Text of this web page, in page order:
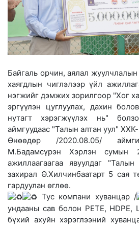
Байгаль орчин, аялал жуулчлалын
хаягдлын чиглэлээр үйл
нэгжийг дэмжих зорилгоор "Хог
эргүүлэн цуглуулах, дахин
нутагт хэрэгжүүлэх нь"
аймгуудаас "Талын алтан уул"
Ѳнѳѳдѳр /2020.08.05/
М.Бадамсүрэн Хэрлэн сумын
ажиллаагаагаа явуулдаг
захирал Ѳ.Хилчинбаатарт 5 сая
гардуулан ѳглѳѳ.
Тус компани хуванцар /
ундааны сав болон PETE, HDPE,
бүхий ахуйн хэрэглээний